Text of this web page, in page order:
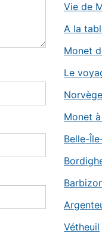
Vie de
A la
Monet
Le
Norvège
Monet
Belle-
Vétheuil